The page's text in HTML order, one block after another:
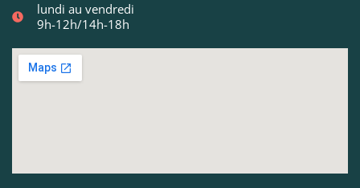
lundi au vendredi
9h-12h/14h-18h